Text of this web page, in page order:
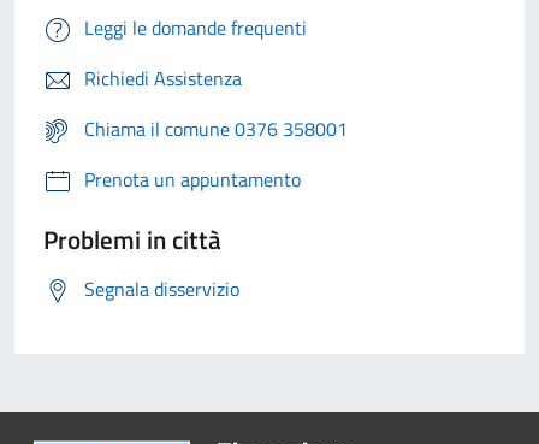
Leggi le domande frequenti
Richiedi Assistenza
Chiama il comune 0376 358001
Prenota un appuntamento
Problemi in città
Segnala disservizio